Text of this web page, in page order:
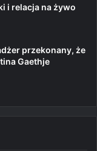
i relacja na żywo
przekonany, że
Gaethje